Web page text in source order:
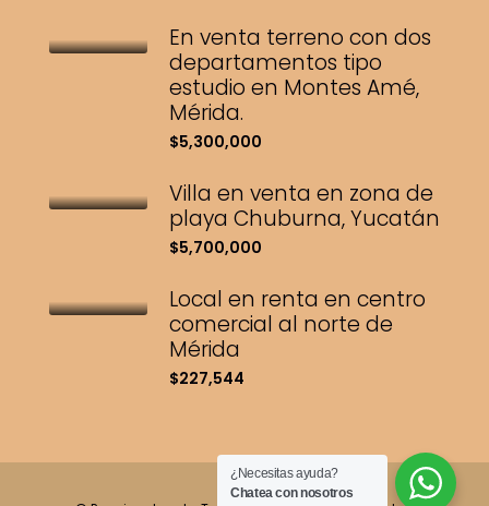
En venta terreno con dos
departamentos tipo
estudio en Montes Amé,
Mérida.
$5,300,000
Villa en venta en zona de
playa Chuburna, Yucatán
$5,700,000
Local en renta en centro
comercial al norte de
Mérida
$227,544
¿Necesitas ayuda?
Chatea con nosotros